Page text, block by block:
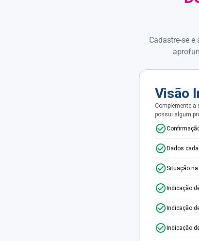
Cadastre-se
Visão
Complemente a
possui algum
Dados
Situação na
Indicação
Indicação
Indicação